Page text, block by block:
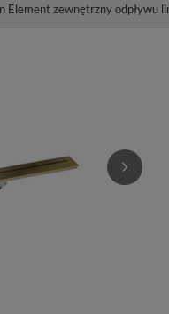
Element zewnętrzny odpływu